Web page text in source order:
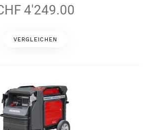
4'249.00
VERGLEICHEN